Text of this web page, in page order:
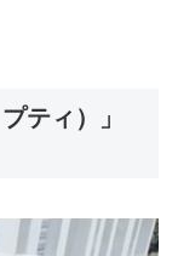
ティ）」